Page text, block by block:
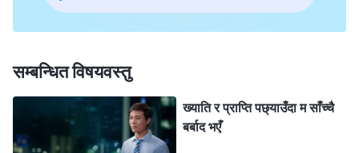
सोच्थेँ, मैले आफ्नो जागिर नै छोडिदिनुपर्छ, ताकि मबाट मण्डलीको
काममा ढिला नहोस्, तर त्यसो गरेमा मसँग सम्पन्न जीवन बिताउने
कुनै बाटो हुनेछैन भन्ने चिन्ता लाग्थ्यो। यो यति राम्रो जागिर थियो
कि ममस यसलाई छोड्ने इच्छा थिएन, र मेरो हृदयमा निरन्तर
तानातान चलिरहेको थियो। घर पुगेपछि, मैले श्रीमतीलाई म जागिर
छोड्न चाहन्छु भनेँ, र मैले आफ्ना सोचहरू बताएँ। मैले भनेँ, “मलाई
सम्बन्धित विषयवस्तु
ख्याति र प्राप्ति पछ्याउँदा म साँच्चै
बर्बाद भएँ